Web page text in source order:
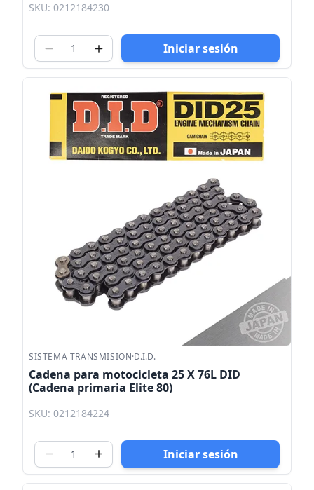
SKU: 0212184230
Iniciar sesión
SISTEMA TRANSMISION·D.I.D.
Cadena para motocicleta 25 X 76L DID
(Cadena primaria Elite 80)
SKU: 0212184224
Iniciar sesión